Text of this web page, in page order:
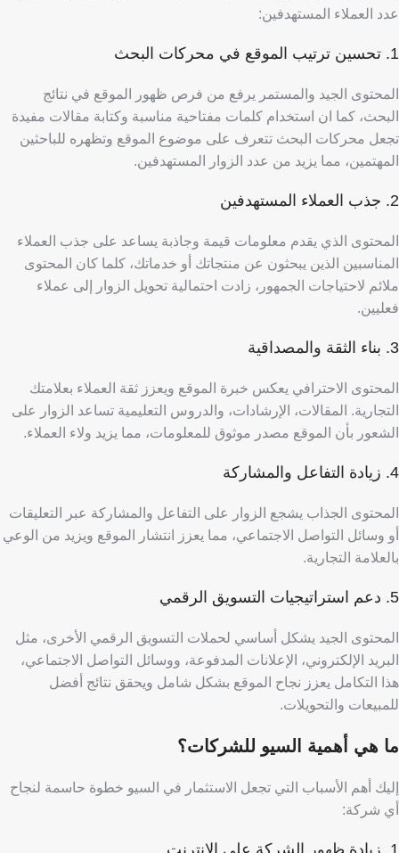
عدد العملاء المستهدفين:
1. تحسين ترتيب الموقع في محركات البحث
المحتوى الجيد والمستمر يرفع من فرص ظهور الموقع في نتائج
البحث، كما ان استخدام كلمات مفتاحية مناسبة وكتابة مقالات مفيدة
تجعل محركات البحث تتعرف على موضوع الموقع وتظهره للباحثين
المهتمين، مما يزيد من عدد الزوار المستهدفين.
2. جذب العملاء المستهدفين
المحتوى الذي يقدم معلومات قيمة وجاذبة يساعد على جذب العملاء
المناسبين الذين يبحثون عن منتجاتك أو خدماتك، كلما كان المحتوى
ملائم لاحتياجات الجمهور، زادت احتمالية تحويل الزوار إلى عملاء
فعليين.
3. بناء الثقة والمصداقية
المحتوى الاحترافي يعكس خبرة الموقع ويعزز ثقة العملاء بعلامتك
التجارية. المقالات، الإرشادات، والدروس التعليمية تساعد الزوار على
الشعور بأن الموقع مصدر موثوق للمعلومات، مما يزيد ولاء العملاء.
4. زيادة التفاعل والمشاركة
المحتوى الجذاب يشجع الزوار على التفاعل والمشاركة عبر التعليقات
أو وسائل التواصل الاجتماعي، مما يعزز انتشار الموقع ويزيد من الوعي
بالعلامة التجارية.
5. دعم استراتيجيات التسويق الرقمي
المحتوى الجيد يشكل أساسي لحملات التسويق الرقمي الأخرى، مثل
البريد الإلكتروني، الإعلانات المدفوعة، ووسائل التواصل الاجتماعي،
هذا التكامل يعزز نجاح الموقع بشكل شامل ويحقق نتائج أفضل
للمبيعات والتحويلات.
ما هي أهمية السيو للشركات؟
إليك أهم الأسباب التي تجعل الاستثمار في السيو خطوة حاسمة لنجاح
أي شركة:
1. زيادة ظهور الشركة على الإنترنت